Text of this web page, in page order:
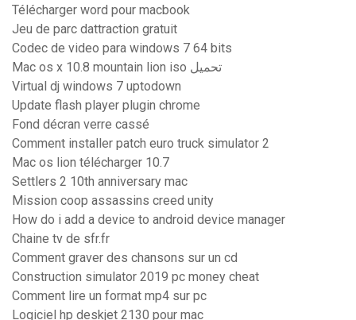
Télécharger word pour macbook
Jeu de parc dattraction gratuit
Codec de video para windows 7 64 bits
Mac os x 10.8 mountain lion iso تحميل
Virtual dj windows 7 uptodown
Update flash player plugin chrome
Fond décran verre cassé
Comment installer patch euro truck simulator 2
Mac os lion télécharger 10.7
Settlers 2 10th anniversary mac
Mission coop assassins creed unity
How do i add a device to android device manager
Chaine tv de sfr.fr
Comment graver des chansons sur un cd
Construction simulator 2019 pc money cheat
Comment lire un format mp4 sur pc
Logiciel hp deskjet 2130 pour mac